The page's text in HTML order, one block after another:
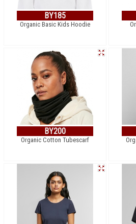
BY185
Organic Basic Kids Hoodie
BY200
Organic Cotton Tubescarf